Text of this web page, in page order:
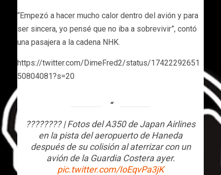
“Empezó a hacer mucho calor dentro del avión y para
ser sincera, yo pensé que no iba a sobrevivir”, contó
una pasajera a la cadena NHK.
https://twitter.com/DimeFred2/status/17422292651
50804081?s=20
???????? | Fotos del A350 de Japan Airlines
en la pista del aeropuerto de Haneda
después de su colisión al aterrizar con un
avión de la Guardia Costera ayer.
pic.twitter.com/IoEqvPa3jK